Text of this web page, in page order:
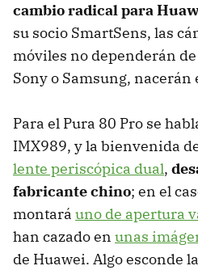
cambio radical para
su socio SmartSens, las
móviles no dependerán
Sony o Samsung,
Para el Pura 80 Pro se
IMX989, y la bienvenida
lente periscópica dual,
fabricante chino; en el
montará uno de apertura
han cazado en unas
de Huawei. Algo esconde